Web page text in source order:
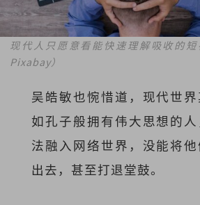
现代人只愿意看能快速理解吸收的短
Pixabay）
吴皓敏也惋惜道，现代世
如孔子般拥有伟大思想的
法融入网络世界，没能将
出去，甚至打退堂鼓。